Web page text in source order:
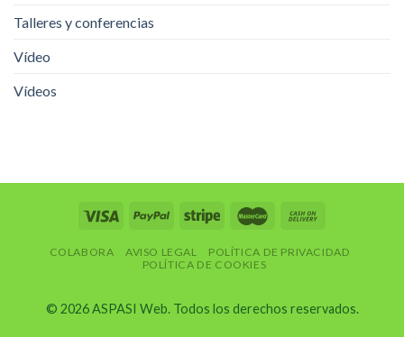
Talleres y conferencias
Vídeo
Vídeos
COLABORA AVISO LEGAL
POLÍTICA DE PRIVACIDAD
POLÍTICA DE COOKIES
© 2026 ASPASI Web. Todos los derechos reservados.